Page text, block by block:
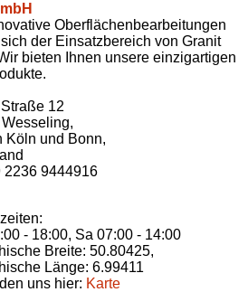
Oberflächenbearbeitungen
der Einsatzbereich von Granit
bieten Ihnen unsere einzigartigen
12
Wesseling,
Köln und Bonn,
2236 9444916
- 18:00, Sa 07:00 - 14:00
Breite: 50.80425,
Länge: 6.99411
uns hier: Karte